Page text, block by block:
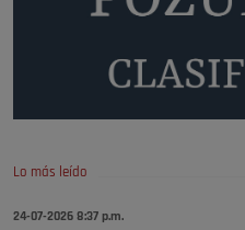
limpieza …
Será amigo de alguien
Policía o en la politica
Pozuelo de Alarcón
Lo más leído
24-07-2026 8:37 p.m.